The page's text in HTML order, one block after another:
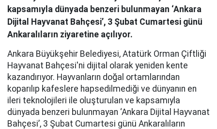
kapsamıyla dünyada benzeri bulunmayan ‘Ankara
Dijital Hayvanat Bahçesi’, 3 Şubat Cumartesi günü
Ankaralıların ziyaretine açılıyor.
Ankara Büyükşehir Belediyesi, Atatürk Orman Çiftliği
Hayvanat Bahçesi'ni dijital olarak yeniden kente
kazandırıyor. Hayvanların doğal ortamlarından
koparılıp kafeslere hapsedilmediği ve dünyanın en
ileri teknolojileri ile oluşturulan ve kapsamıyla
dünyada benzeri bulunmayan ‘Ankara Dijital Hayvanat
Bahçesi’, 3 Şubat Cumartesi günü Ankaralıların